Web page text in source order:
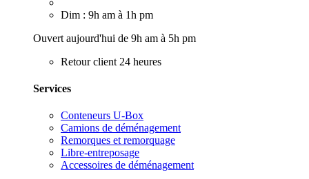
Dim : 9h am à 1h pm
Ouvert aujourd'hui de 9h am à 5h pm
Retour client 24 heures
Services
Conteneurs U-Box
Camions de déménagement
Remorques et remorquage
Libre-entreposage
Accessoires de déménagement